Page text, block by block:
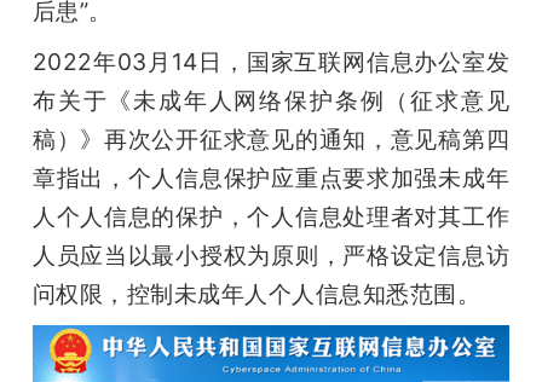
后患”。
2022年03月14日，国家互联网信息办公室发
布关于《未成年人网络保护条例（征求意见
稿）》再次公开征求意见的通知，意见稿第四
章指出，个人信息保护应重点要求加强未成年
人个人信息的保护，个人信息处理者对其工作
人员应当以最小授权为原则，严格设定信息访
问权限，控制未成年人个人信息知悉范围。